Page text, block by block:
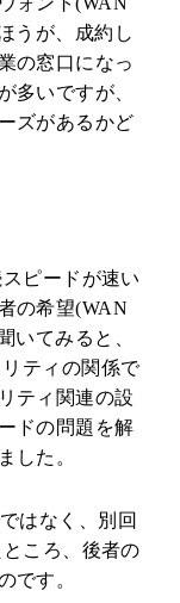
うが、成約し
の窓口になっ
多いですが、
ズがあるかど
ピードが速い
の希望(WAN
いてみると、
ティの関係で
ティ関連の設
ドの問題を解
した。
はなく、別回
ころ、後者の
です。